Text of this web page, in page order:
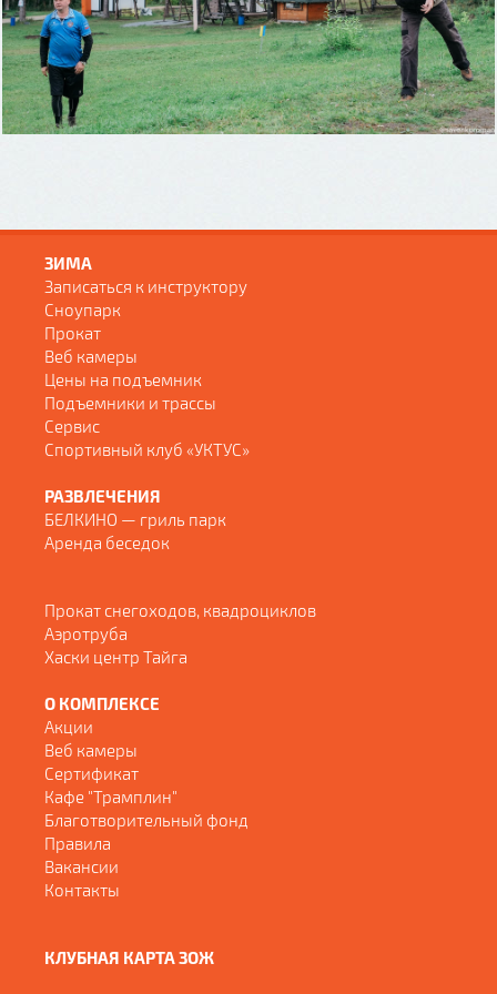
ЗИМА
Записаться к инструктору
Сноупарк
Прокат
Веб камеры
Цены на подъемник
Подъемники и трассы
Сервис
Спортивный клуб «УКТУС»
РАЗВЛЕЧЕНИЯ
БЕЛКИНО — гриль парк
Аренда беседок
Прокат снегоходов, квадроциклов
Аэротруба
Хаски центр Тайга
О КОМПЛЕКСЕ
Акции
Веб камеры
Сертификат
Кафе "Трамплин"
Благотворительный фонд
Правила
Вакансии
Контакты
КЛУБНАЯ КАРТА ЗОЖ